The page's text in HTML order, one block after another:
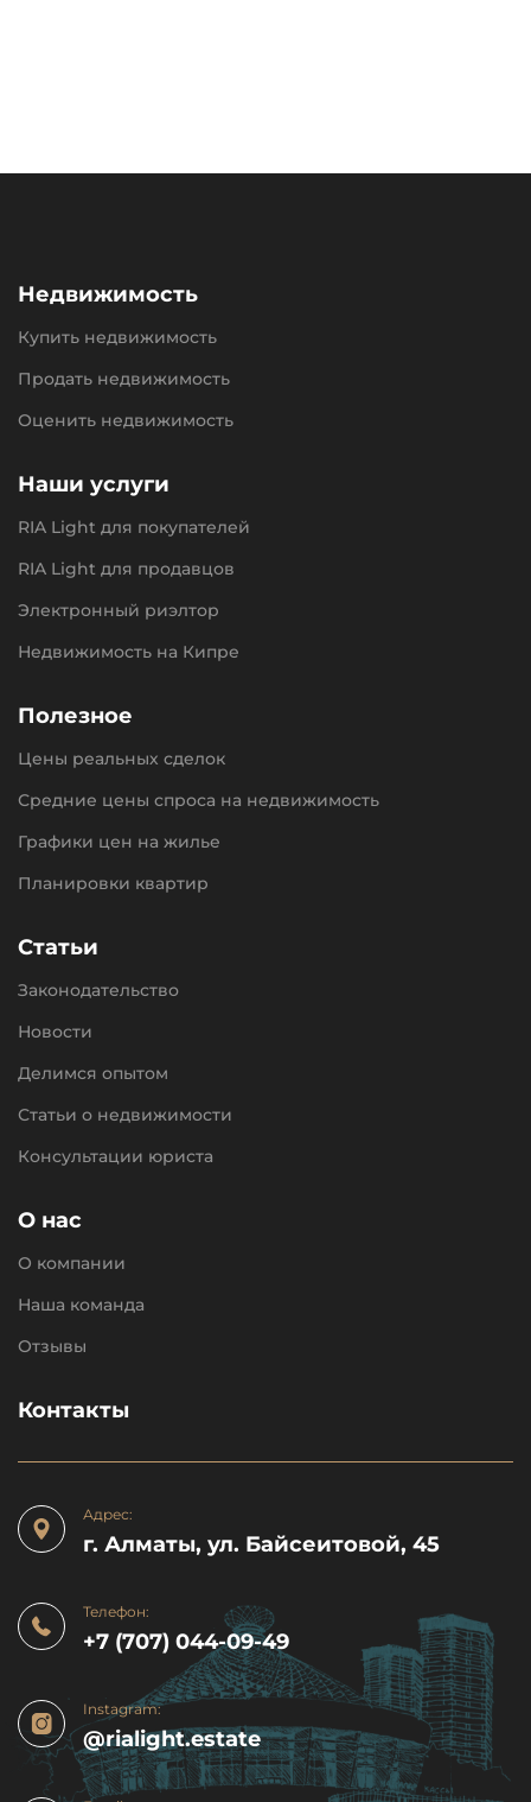
Недвижимость
Купить недвижимость
Продать недвижимость
Оценить недвижимость
Наши услуги
RIA Light для покупателей
RIA Light для продавцов
Электронный риэлтор
Недвижимость на Кипре
Полезное
Цены реальных сделок
Средние цены спроса на недвижимость
Графики цен на жилье
Планировки квартир
Статьи
Законодательство
Новости
Делимся опытом
Статьи о недвижимости
Консультации юриста
О нас
О компании
Наша команда
Отзывы
Контакты
Адрес:
г. Алматы, ул. Байсеитовой, 45
Телефон:
+7 (707) 044-09-49
Instagram:
@rialight.estate